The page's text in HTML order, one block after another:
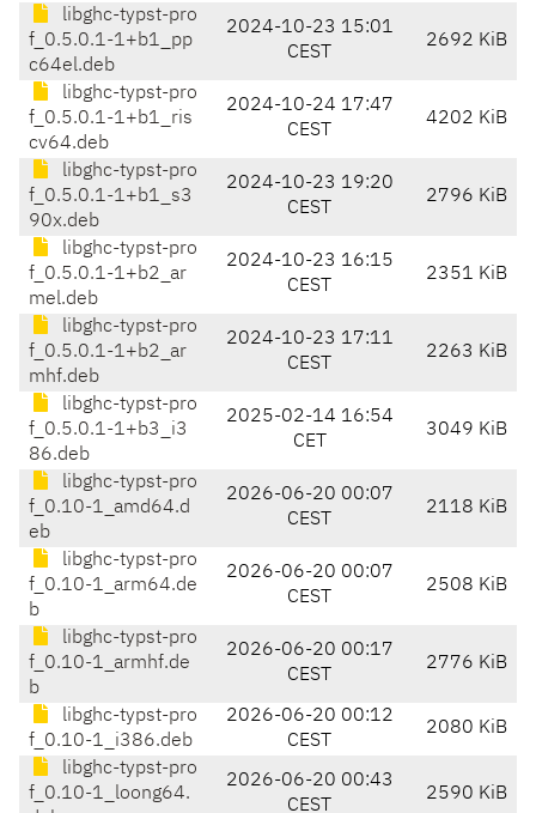
libghc-typst-pro
f_0.5.0.1-1+b1_pp
c64el.deb
2024-10-23 15:01
CEST
2692 KiB
libghc-typst-pro
f_0.5.0.1-1+b1_ris
cv64.deb
2024-10-24 17:47
CEST
4202 KiB
libghc-typst-pro
f_0.5.0.1-1+b1_s3
90x.deb
2024-10-23 19:20
CEST
2796 KiB
libghc-typst-pro
f_0.5.0.1-1+b2_ar
mel.deb
2024-10-23 16:15
CEST
2351 KiB
libghc-typst-pro
f_0.5.0.1-1+b2_ar
mhf.deb
2024-10-23 17:11
CEST
2263 KiB
libghc-typst-pro
f_0.5.0.1-1+b3_i3
86.deb
2025-02-14 16:54
CET
3049 KiB
libghc-typst-pro
f_0.10-1_amd64.d
eb
2026-06-20 00:07
CEST
2118 KiB
libghc-typst-pro
f_0.10-1_arm64.de
b
2026-06-20 00:07
CEST
2508 KiB
libghc-typst-pro
f_0.10-1_armhf.de
b
2026-06-20 00:17
CEST
2776 KiB
libghc-typst-pro
f_0.10-1_i386.deb
2026-06-20 00:12
CEST
2080 KiB
libghc-typst-pro
f_0.10-1_loong64.
2026-06-20 00:43
CEST
2590 KiB